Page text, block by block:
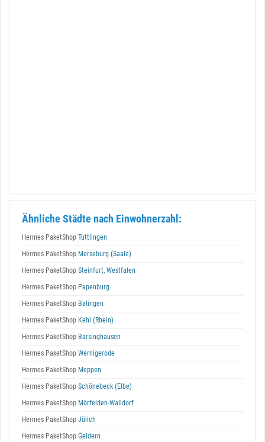
Ähnliche Städte nach Einwohnerzahl:
Hermes PaketShop Tuttlingen
Hermes PaketShop Merseburg (Saale)
Hermes PaketShop Steinfurt, Westfalen
Hermes PaketShop Papenburg
Hermes PaketShop Balingen
Hermes PaketShop Kehl (Rhein)
Hermes PaketShop Barsinghausen
Hermes PaketShop Wernigerode
Hermes PaketShop Meppen
Hermes PaketShop Schönebeck (Elbe)
Hermes PaketShop Mörfelden-Walldorf
Hermes PaketShop Jülich
Hermes PaketShop Geldern